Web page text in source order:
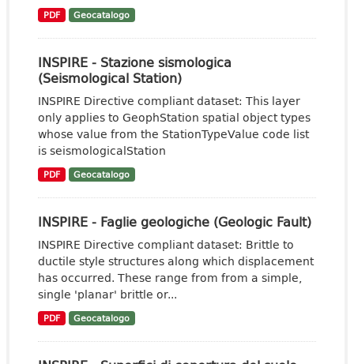
PDF Geocatalogo
INSPIRE - Stazione sismologica
(Seismological Station)
INSPIRE Directive compliant dataset: This layer
only applies to GeophStation spatial object types
whose value from the StationTypeValue code list
is seismologicalStation
PDF Geocatalogo
INSPIRE - Faglie geologiche (Geologic Fault)
INSPIRE Directive compliant dataset: Brittle to
ductile style structures along which displacement
has occurred. These range from from a simple,
single 'planar' brittle or...
PDF Geocatalogo